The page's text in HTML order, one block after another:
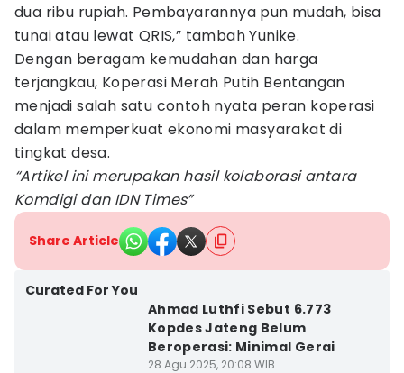
dua ribu rupiah. Pembayarannya pun mudah, bisa
tunai atau lewat QRIS,” tambah Yunike.
Dengan beragam kemudahan dan harga
terjangkau, Koperasi Merah Putih Bentangan
menjadi salah satu contoh nyata peran koperasi
dalam memperkuat ekonomi masyarakat di
tingkat desa.
“Artikel ini merupakan hasil kolaborasi antara
Komdigi dan IDN Times”
Share Article
Curated For You
Ahmad Luthfi Sebut 6.773
Kopdes Jateng Belum
Beroperasi: Minimal Gerai
28 Agu 2025, 20:08 WIB